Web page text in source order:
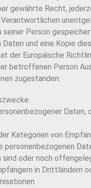
gewährte Recht,
seiner Person
und eine Kopie
der Europäische
betroffenen Person
zugestanden:
Daten,
Kategorien von
personenbezogenen
oder noch
in Drittländern